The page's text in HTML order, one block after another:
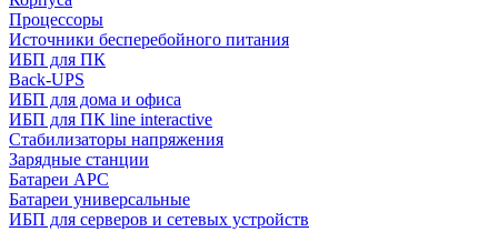
Процессоры
Источники бесперебойного питания
ИБП для ПК
Back-UPS
ИБП для дома и офиса
ИБП для ПК linе interactive
Стабилизаторы напряжения
Зарядные станции
Батареи APC
Батареи универсальные
ИБП для серверов и сетевых устройств